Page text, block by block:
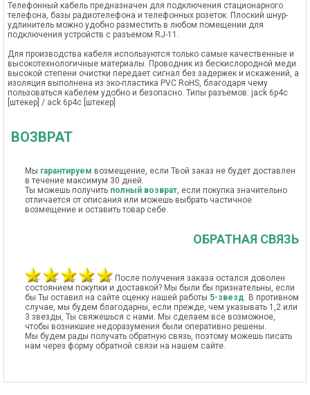
Телефонный кабель предназначен для подключения стационарного
телефона, базы радиотелефона и телефонных розеток. Плоский шнур-
удлинитель можно удобно разместить в любом помещении для
подключения устройств с разъемом RJ-11.
Для производства кабеля используются только самые качественные и
высокотехнологичные материалы. Проводник из бескислородной меди
высокой степени очистки передает сигнал без задержек и искажений, а
изоляция выполнена из эко-пластика PVC RoHS, благодаря чему
пользоваться кабелем удобно и безопасно. Типы разъемов: jack 6p4c
[штекер] / ack 6p4c [штекер]
ВОЗВРАТ
Мы гарантируем возмещение, если Твой заказ не будет доставлен
в течение максимум 30 дней.
Ты можешь получить полный возврат, если покупка значительно
отличается от описания или можешь выбрать частичное
возмещение и оставить товар себе.
ОБРАТНАЯ СВЯЗЬ
После получения заказа остался доволен
состоянием покупки и доставкой? Мы были бы признательны, если
бы Ты оставил на сайте оценку нашей работы 5-звезд. В противном
случае, мы будем благодарны, если прежде, чем указывать 1,2 или
3 звезды, Ты свяжешься с нами. Мы сделаем все возможное,
чтобы возникшие недоразумения были оперативно решены.
Мы будем рады получать обратную связь, поэтому можешь писать
нам через форму обратной связи на нашем сайте.